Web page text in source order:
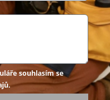
souhlasím se